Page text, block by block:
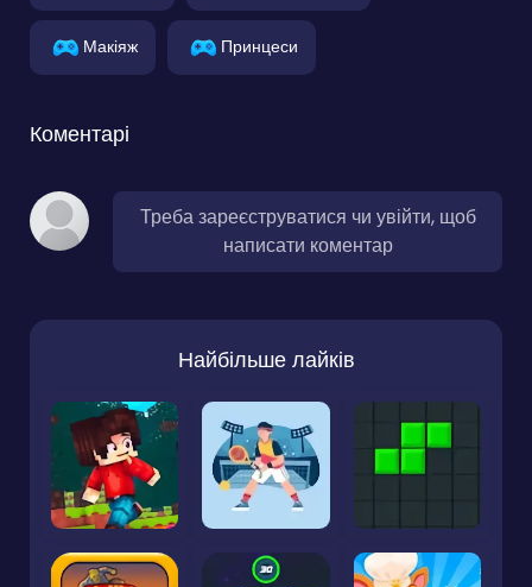
Макіяж Принцеси
Коментарі
Треба зареєструватися чи увійти, щоб
написати коментар
Найбільше лайків